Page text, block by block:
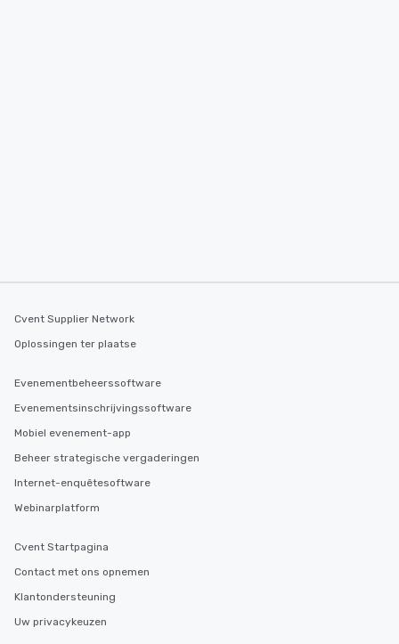
Cvent Supplier Network
Oplossingen ter plaatse
Evenementbeheerssoftware
Evenementsinschrijvingssoftware
Mobiel evenement-app
Beheer strategische vergaderingen
Internet-enquêtesoftware
Webinarplatform
Cvent Startpagina
Contact met ons opnemen
Klantondersteuning
Uw privacykeuzen